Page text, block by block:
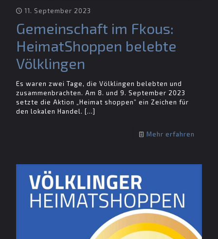
11. September 2023
Gemeinschaft im Fkous:
HeimatShoppen belebte
Völklingen
Es waren zwei Tage, die Völklingen belebten und
zusammenbrachten. Am 8. und 9. September 2023
setzte die Aktion „Heimat shoppen” ein Zeichen für
den lokalen Handel. […]
Mehr erfahren